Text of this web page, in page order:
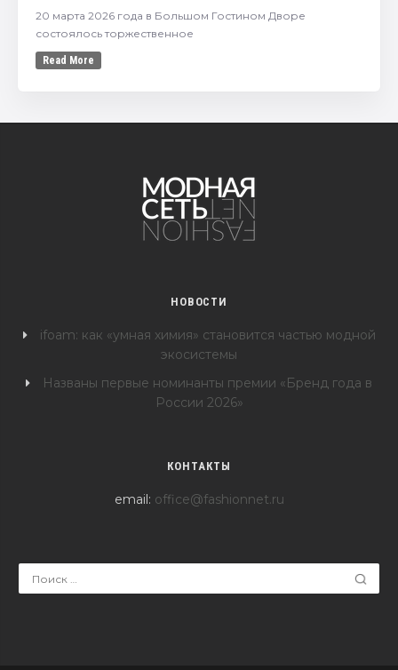
20 марта 2026 года в Большом Гостином Дворе
состоялось торжественное
Read More
НОВОСТИ
ifoam: как «умная химия» становится частью модной
экосистемы
Названы первые номинанты премии «Бренд года в
России 2026»
КОНТАКТЫ
email: office@fashionnet.ru